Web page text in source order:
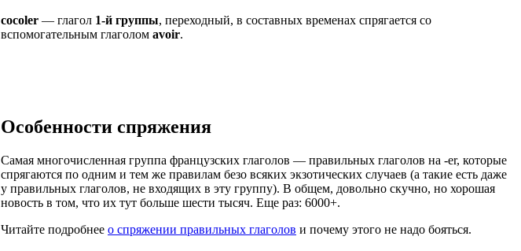
cocoler — глагол 1-й группы, переходный, в составных временах спрягается со
вспомогательным глаголом avoir.
Особенности спряжения
Самая многочисленная группа французских глаголов — правильных глаголов на -er, которые
спрягаются по одним и тем же правилам безо всяких экзотических случаев (а такие есть даже
у правильных глаголов, не входящих в эту группу). В общем, довольно скучно, но хорошая
новость в том, что их тут больше шести тысяч. Еще раз: 6000+.
Читайте подробнее о спряжении правильных глаголов и почему этого не надо бояться.